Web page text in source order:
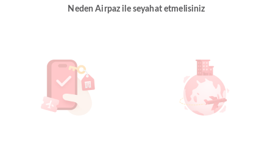
Neden Airpaz ile seyahat etmelisiniz